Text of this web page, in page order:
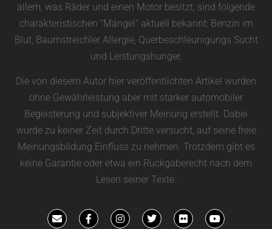
allem, was Räder und einen Motor besitzt, sind folgende
charakteristischen “Mängel” aktuell bekannt: Benzin im
Blut, Baumstreichler Allergie, Querbeschleunigungs Sucht
und Leistungshunger.
Die von diesem Autor hier veröffentlichten Artikel wurden
ohne Gewährleistung aber mit starker automobiler
Begeisterung und subjektiver Meinung erstellt. Dabei
wurde zu keiner Zeit durch Dritte versucht, auf seine freie
Meinungsbildung Einfluss zu nehmen. Trotzdem gibt es
keine Garantie oder etwa ein Rückgaberecht nach dem
Lesen seiner Texte.